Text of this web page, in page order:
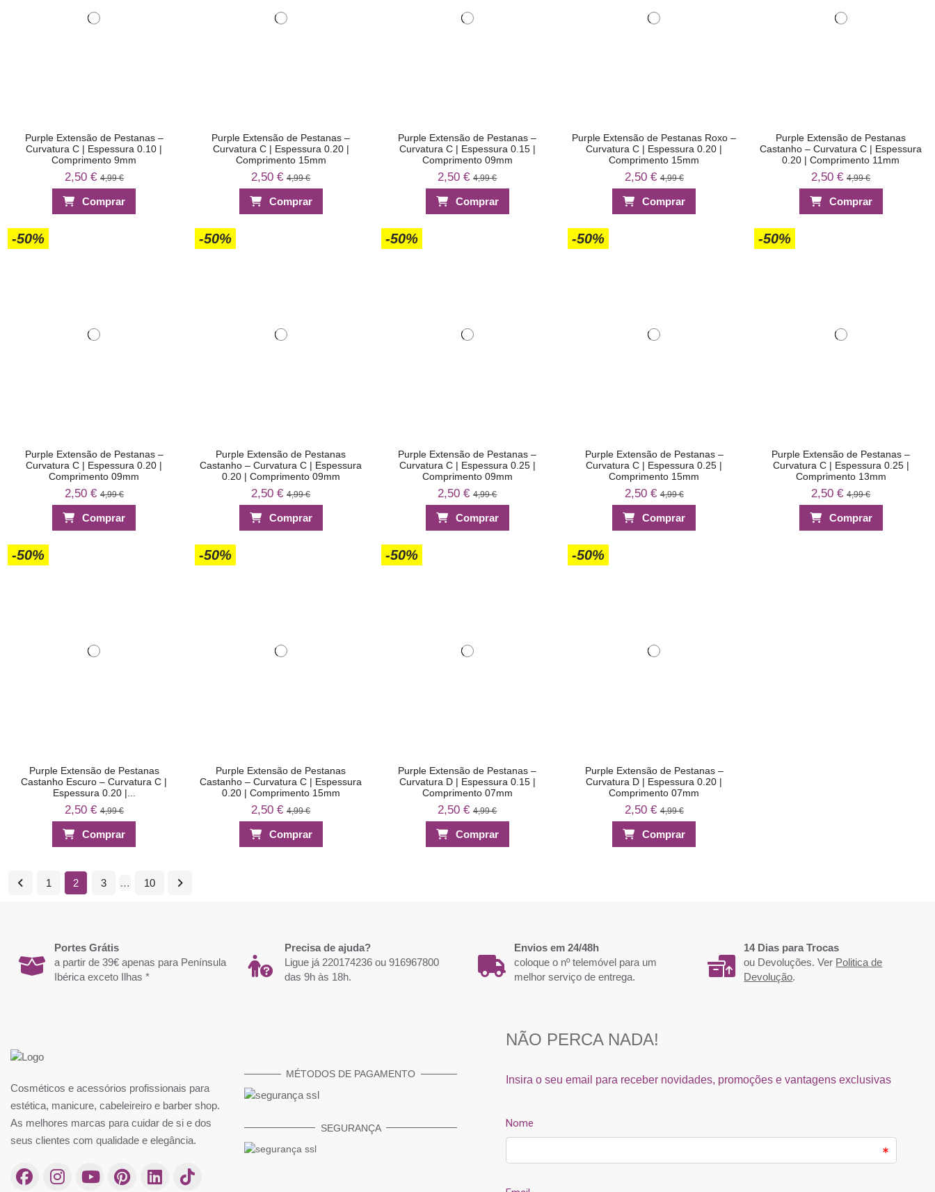
Purple Extensão de Pestanas –
Curvatura C | Espessura 0.10 |
Comprimento 9mm
2,50 € 4,99 €
Comprar
Purple Extensão de Pestanas –
Curvatura C | Espessura 0.20 |
Comprimento 15mm
2,50 €4,99 €
Comprar
Purple Extensão de Pestanas –
Curvatura C | Espessura 0.15 |
Comprimento 09mm
2,50 €4,99 €
Comprar
Purple Extensão de Pestanas Roxo –
Curvatura C | Espessura 0.20 |
Comprimento 15mm
2,50 €4,99 €
Comprar
Purple Extensão de Pestanas
Castanho – Curvatura C | Espessura
0.20 | Comprimento 11mm
2,50 €4,99 €
Comprar
-50%
Purple Extensão de Pestanas –
Curvatura C | Espessura 0.20 |
Comprimento 09mm
2,50 € 4,99 €
Comprar
-50%
Purple Extensão de Pestanas
Castanho – Curvatura C | Espessura
0.20 | Comprimento 09mm
2,50 €4,99 €
Comprar
-50%
Purple Extensão de Pestanas –
Curvatura C | Espessura 0.25 |
Comprimento 09mm
2,50 €4,99 €
Comprar
-50%
Purple Extensão de Pestanas –
Curvatura C | Espessura 0.25 |
Comprimento 15mm
2,50 €4,99 €
Comprar
-50%
Purple Extensão de Pestanas –
Curvatura C | Espessura 0.25 |
Comprimento 13mm
2,50 €4,99 €
Comprar
-50%
Purple Extensão de Pestanas
Castanho Escuro – Curvatura C |
Espessura 0.20 |...
2,50 € 4,99 €
Comprar
-50%
Purple Extensão de Pestanas
Castanho – Curvatura C | Espessura
0.20 | Comprimento 15mm
2,50 €4,99 €
Comprar
-50%
Purple Extensão de Pestanas –
Curvatura D | Espessura 0.15 |
Comprimento 07mm
2,50 €4,99 €
Comprar
-50%
Purple Extensão de Pestanas –
Curvatura D | Espessura 0.20 |
Comprimento 07mm
2,50 €4,99 €
Comprar
1 2 3 … 10
Portes Grátis
a partir de 39€ apenas para Península
Ibérica exceto Ilhas *
Precisa de ajuda?
Ligue já 220174236 ou 916967800
das 9h às 18h.
Envios em 24/48h
coloque o nº telemóvel para um
melhor serviço de entrega.
14 Dias para Trocas
ou Devoluções. Ver Politica de
Devolução.
Cosméticos e acessórios profissionais para
estética, manicure, cabeleireiro e barber shop.
As melhores marcas para cuidar de si e dos
seus clientes com qualidade e elegância.
MÉTODOS DE PAGAMENTO
SEGURANÇA